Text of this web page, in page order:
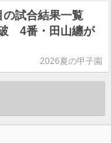
の試合結果一覧
4番・田山纏が
2026夏の甲子園